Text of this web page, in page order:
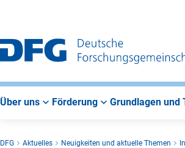
Über uns Förderung Grundlagen und
DFG Aktuelles Neuigkeiten und aktuelle Themen